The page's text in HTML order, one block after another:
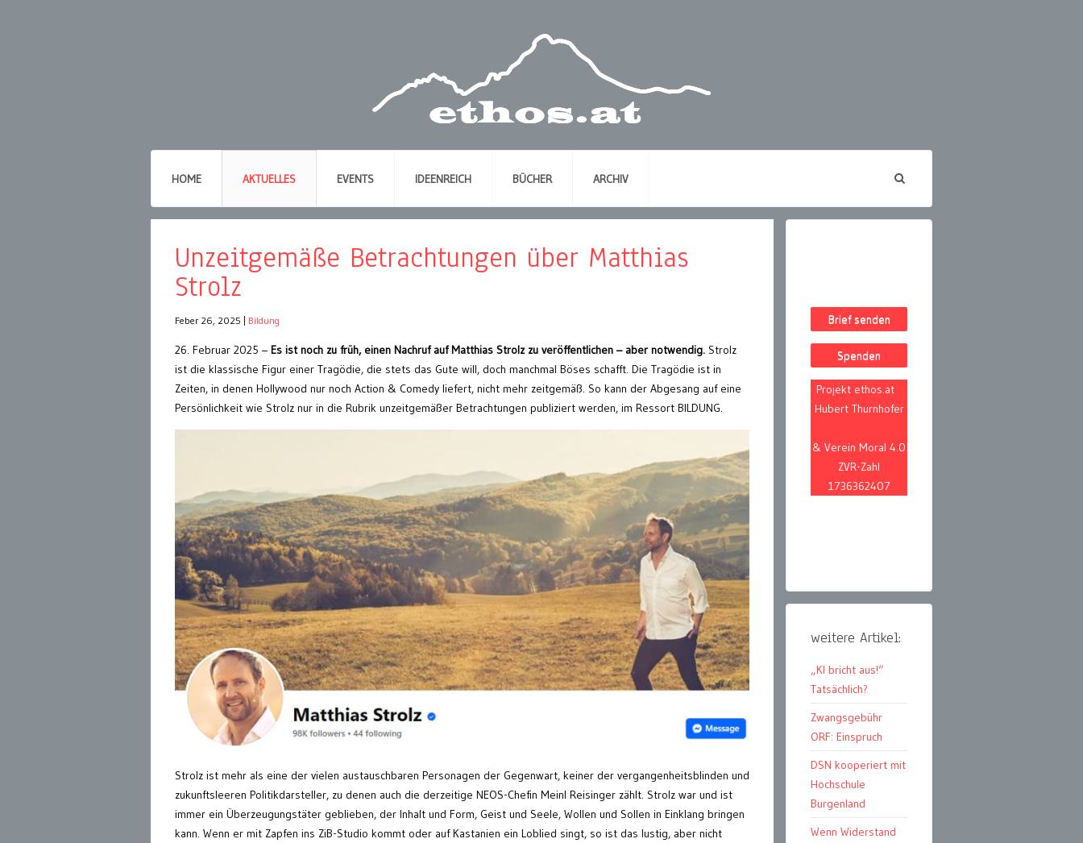
HOME AKTUELLES EVENTS IDEENREICH BÜCHER ARCHIV
Unzeitgemäße Betrachtungen über Matthias
Strolz
Feber 26, 2025 Bildung
26. Februar 2025 – Es ist noch zu früh, einen Nachruf auf Matthias Strolz zu veröffentlichen – aber notwendig. Strolz
ist die klassische Figur einer Tragödie, die stets das Gute will, doch manchmal Böses schafft. Die Tragödie ist in
Zeiten, in denen Hollywood nur noch Action & Comedy liefert, nicht mehr zeitgemäß. So kann der Abgesang auf eine
Persönlichkeit wie Strolz nur in die Rubrik unzeitgemäßer Betrachtungen publiziert werden, im Ressort BILDUNG.
Strolz ist mehr als eine der vielen austauschbaren Personagen der Gegenwart, keiner der vergangenheitsblinden und
zukunftsleeren Politikdarsteller, zu denen auch die derzeitige NEOS-Chefin Meinl Reisinger zählt. Strolz war und ist
immer ein Überzeugungstäter geblieben, der Inhalt und Form, Geist und Seele, Wollen und Sollen in Einklang bringen
kann. Wenn er mit Zapfen ins ZiB-Studio kommt oder auf Kastanien ein Loblied singt, so ist das lustig, aber nicht
Brief senden
Spenden
Projekt ethos.at
Hubert Thurnhofer
& Verein Moral 4.0
ZVR-Zahl
1736362407
weitere Artikel:
„KI bricht aus!“
Tatsächlich?
Zwangsgebühr
ORF: Einspruch
DSN kooperiert mit
Hochschule
Burgenland
Wenn Widerstand